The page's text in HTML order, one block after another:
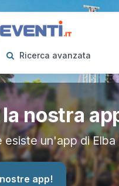
Ricerca avanzata
nostra
esiste un'app di
app!